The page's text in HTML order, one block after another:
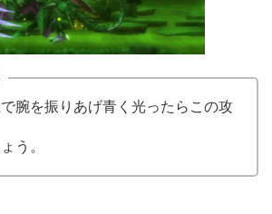
腕を振りあげ青く光ったらこの攻
う。